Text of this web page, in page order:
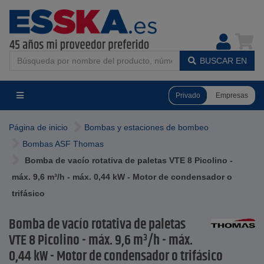
BUSCAR EN
Privado Empresas
Página de inicio
Bombas y estaciones de bombeo
Bombas ASF Thomas
Bomba de vacío rotativa de paletas VTE 8 Picolino -
máx. 9,6 m³/h - máx. 0,44 kW - Motor de condensador o
trifásico
Bomba de vacío rotativa de paletas
VTE 8 Picolino - máx. 9,6 m³/h - máx.
0,44 kW - Motor de condensador o trifásico